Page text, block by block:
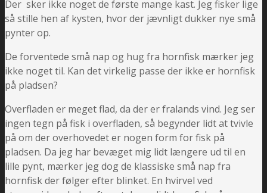
Der sker ikke noget de første mange kast. Jeg fisker lige
så stille hen af kysten, hvor der jævnligt dukker nye små
pynter op.
De forventede små nap og hug fra hornfisk mærker jeg
ikke noget til. Kan det virkelig passe der ikke er hornfisk
på pladsen?
Overfladen er meget flad, da der er fralands vind. Jeg ser
ingen tegn på fisk i overfladen, så begynder lidt at tvivle
på om der overhovedet er nogen form for fisk på
pladsen. Da jeg har bevæget mig lidt længere ud til en
lille pynt, mærker jeg dog de klassiske små nap fra
hornfisk der følger efter blinket. En hvirvel ved